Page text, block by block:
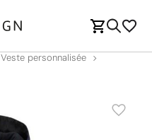
Veste personnalisée